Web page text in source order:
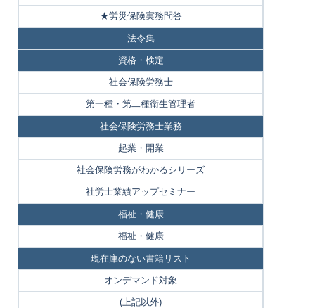
★労災保険実務問答
法令集
資格・検定
社会保険労務士
第一種・第二種衛生管理者
社会保険労務士業務
起業・開業
社会保険労務がわかるシリーズ
社労士業績アップセミナー
福祉・健康
福祉・健康
現在庫のない書籍リスト
オンデマンド対象
(上記以外)